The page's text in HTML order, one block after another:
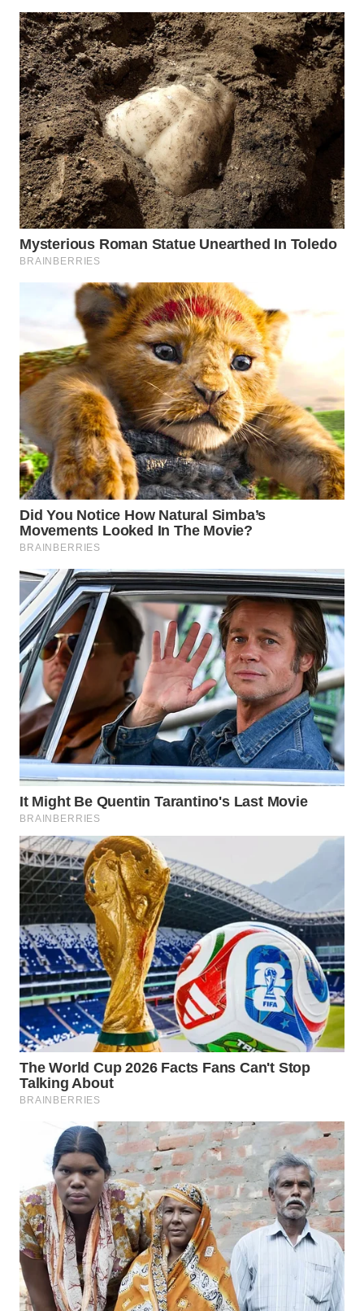
WN
KARO
WN
SIMALUNGUN
WN
LABUHANBATU
WN
TAPANULI
TENGAH
WN DELI
SERDANG
WN
TEBING
TINGGI
WN
PAKPAK
WN
KARAWANG
WN
BEKASI
WN
BOGOR
WN
DEPOK
WN
TAPANULI
UTARA
WN
SAMOSIR
WN
PADANG
LAWAS
WN
SUMEDANG
WN
CIANJUR
WN
KEPULAUAN
SERIBU
WN
TANGERANG
WN
BINJAI
WN
CIREBON